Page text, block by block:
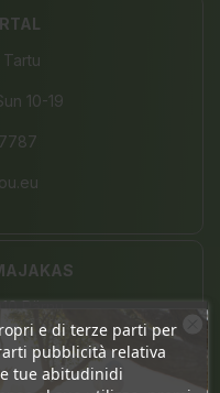
Tartu
10-19
Pärnu
20
e di terze parti per
pubblicità relativa
tue abitudinidi